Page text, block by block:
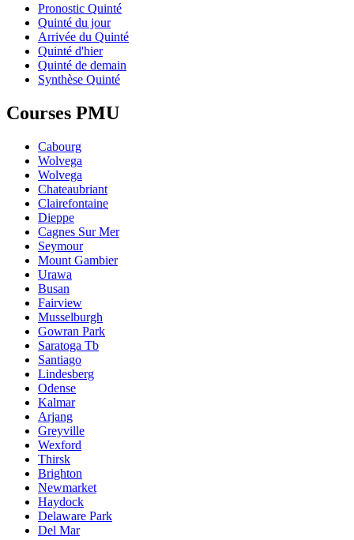
Pronostic Quinté
Quinté du jour
Arrivée du Quinté
Quinté d'hier
Quinté de demain
Synthèse Quinté
Courses PMU
Cabourg
Wolvega
Wolvega
Chateaubriant
Clairefontaine
Dieppe
Cagnes Sur Mer
Seymour
Mount Gambier
Urawa
Busan
Fairview
Musselburgh
Gowran Park
Saratoga Tb
Santiago
Lindesberg
Odense
Kalmar
Arjang
Greyville
Wexford
Thirsk
Brighton
Newmarket
Haydock
Delaware Park
Del Mar